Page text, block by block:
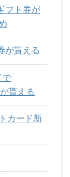
フト券が
が貰える
で
貰える
カード新